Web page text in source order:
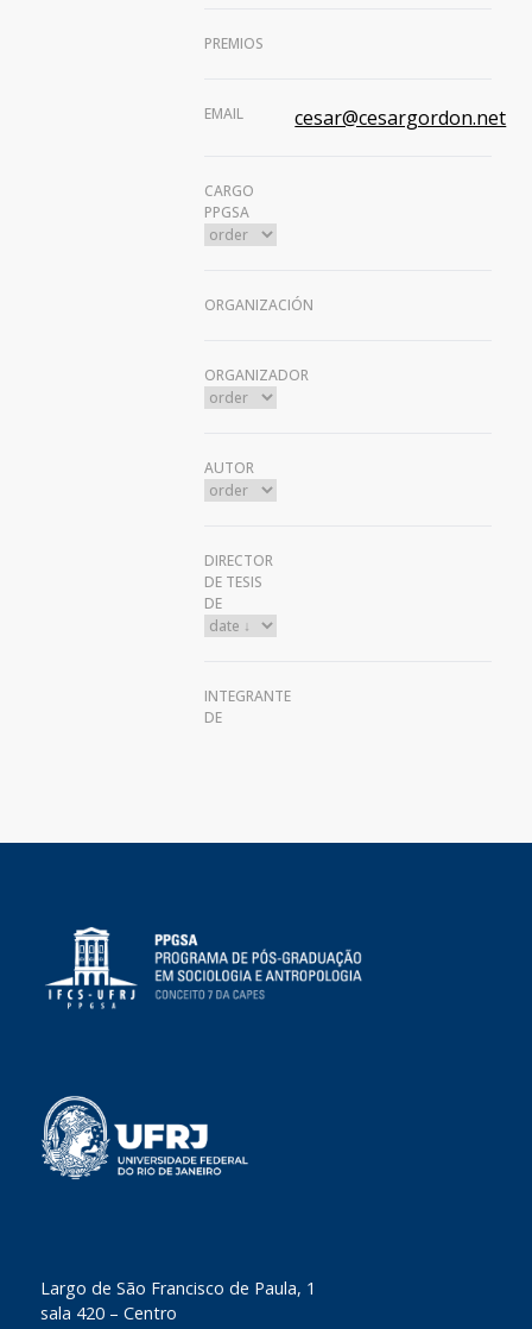
PREMIOS
EMAIL cesar@cesargordon.net
CARGO
PPGSA
ORGANIZACIÓN
ORGANIZADOR
AUTOR
DIRECTOR
DE TESIS
DE
INTEGRANTE
DE
​Largo de São Francisco de Paula, 1
sala 420 – Centro